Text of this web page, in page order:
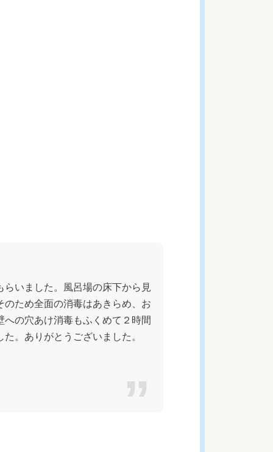
いました。風呂場の床下から見
ため全面の消毒はあきらめ、お
の穴あけ消毒もふくめて２時間
。ありがとうございました。